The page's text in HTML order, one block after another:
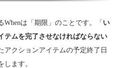
Whenは「期限」のことです。「い
テムを完了させなければならない
アクションアイテムの予定終了日
ます。